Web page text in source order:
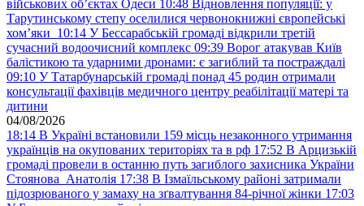
військових обʼєктах Одеси 10:48 Відновлення популяції: у
Тарутинському степу оселилися червонокнижні європейські
хом’яки 10:14 У Бессарабській громаді відкрили третій
сучасний водоочисний комплекс 09:39 Ворог атакував Київ
балістикою та ударними дронами: є загиблий та постраждалі
09:10 У Татарбунарській громаді понад 45 родин отримали
консультації фахівців медичного центру реабілітації матері та
дитини
04/08/2026
18:14 В Україні встановили 159 місць незаконного утримання
українців на окупованих територіях та в рф 17:52 В Арцизькій
громаді провели в останню путь загиблого захисника України
Стоянова Анатолія 17:38 В Ізмаїльському районі затримали
підозрюваного у замаху на зґвалтування 84-річної жінки 17:03